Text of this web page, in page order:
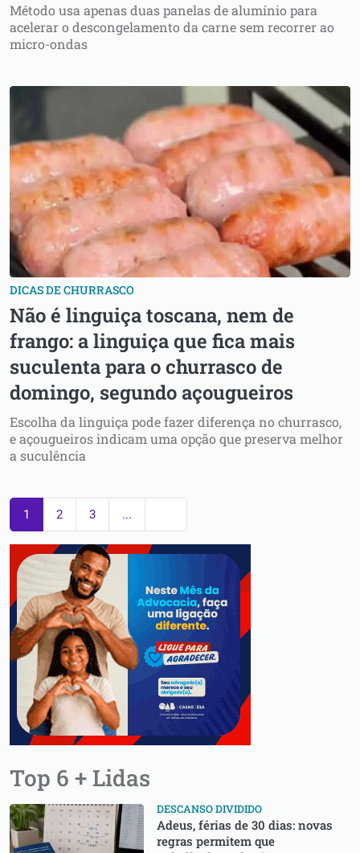
Método usa apenas duas panelas de alumínio para
acelerar o descongelamento da carne sem recorrer ao
micro-ondas
DICAS DE CHURRASCO
Não é linguiça toscana, nem de
frango: a linguiça que fica mais
suculenta para o churrasco de
domingo, segundo açougueiros
Escolha da linguiça pode fazer diferença no churrasco,
e açougueiros indicam uma opção que preserva melhor
a suculência
1 2 3 ...
Top 6 + Lidas
DESCANSO DIVIDIDO
⁠Adeus, férias de 30 dias: novas
regras permitem que